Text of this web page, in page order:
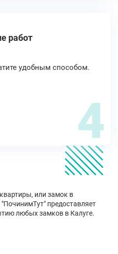
работ
удобным способом.
4
или замок в
предоставляет
любых замков в Калуге.